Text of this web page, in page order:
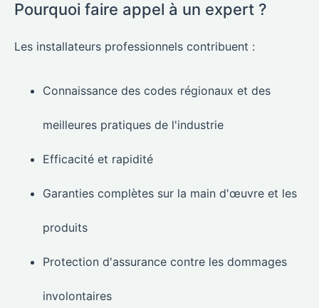
Pourquoi faire appel à un expert ?
Les installateurs professionnels contribuent :
Connaissance des codes régionaux et des
meilleures pratiques de l'industrie
Efficacité et rapidité
Garanties complètes sur la main d'œuvre et les
produits
Protection d'assurance contre les dommages
involontaires